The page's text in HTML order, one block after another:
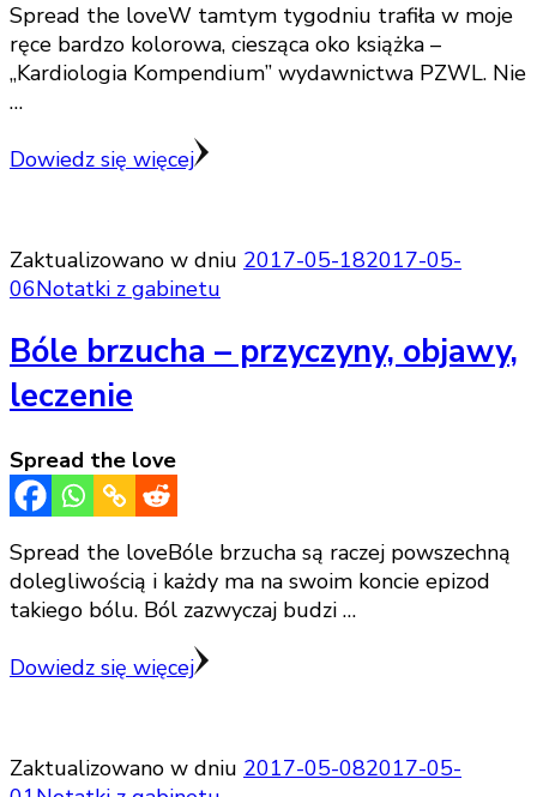
Spread the loveW tamtym tygodniu trafiła w moje
ręce bardzo kolorowa, ciesząca oko książka –
„Kardiologia Kompendium” wydawnictwa PZWL. Nie
…
Dowiedz się więcej
Zaktualizowano w dniu 2017-05-182017-05-
06Notatki z gabinetu
Bóle brzucha – przyczyny, objawy,
leczenie
Spread the love
Spread the loveBóle brzucha są raczej powszechną
dolegliwością i każdy ma na swoim koncie epizod
takiego bólu. Ból zazwyczaj budzi …
Dowiedz się więcej
Zaktualizowano w dniu 2017-05-082017-05-